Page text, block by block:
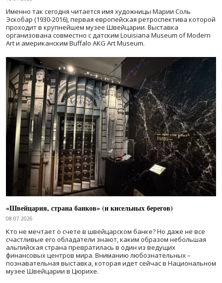
Именно так сегодня читается имя художницы Марии Соль
Эскобар (1930-2016), первая европейская ретроспектива которой
проходит в крупнейшем музее Швейцарии. Выставка
организована совместно с датским Louisiana Museum of Modern
Art и американским Buffalo AKG Art Museum.
«Швейцария, страна банков» (и кисельных берегов)
08.07.2026
Кто не мечтает о счете в швейцарском банке? Но даже не все
счастливые его обладатели знают, каким образом небольшая
альпийская страна превратилась в один из ведущих
финансовых центров мира. Вниманию любознательных –
познавательная выставка, которая идет сейчас в Национальном
музее Швейцарии в Цюрихе.